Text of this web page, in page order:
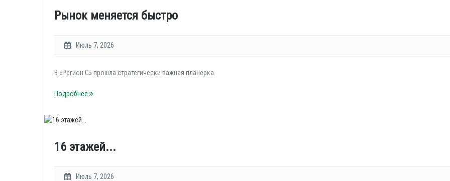
Рынок меняется быстро
Июль 7, 2026
В «Регион С» прошла стратегически важная планёрка.
Подробнее
16 этажей...
Июль 7, 2026